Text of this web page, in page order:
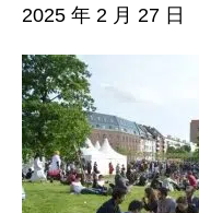
2025 年 2 月 27 日